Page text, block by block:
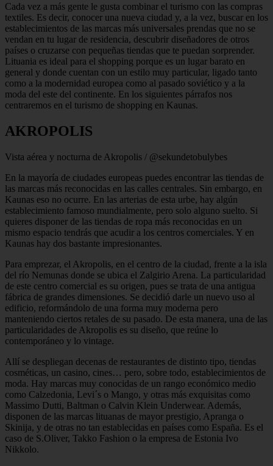
Cada vez a más gente le gusta combinar el turismo con las compras
textiles. Es decir, conocer una nueva ciudad y, a la vez, buscar en los
establecimientos de las marcas más universales prendas que no se
vendan en tu lugar de residencia, descubrir diseñadores de otros
países o cruzarse con pequeñas tiendas que te puedan sorprender.
Lituania es ideal para el shopping porque es un lugar barato en
general y donde cuentan con un estilo muy particular, ligado tanto
como a la modernidad europea como al pasado soviético y a la
moda del este del continente. En los siguientes párrafos nos
centraremos en el turismo de shopping en Kaunas.
AKROPOLIS
Vista aérea y nocturna de Akropolis / @sekundetobulybes
En la mayoría de ciudades europeas puedes encontrar las tiendas de
las marcas más reconocidas en las calles centrales. Sin embargo, en
Kaunas eso no ocurre. En las arterias de esta urbe, hay algún
establecimiento famoso mundialmente, pero solo alguno suelto. Si
quieres disponer de las tiendas de ropa más reconocidas en un
mismo espacio tendrás que acudir a los centros comerciales. Y en
Kaunas hay dos bastante impresionantes.
Para emprezar, el Akropolis, en el centro de la ciudad, frente a la isla
del río Nemunas donde se ubica el Zalgirio Arena. La particularidad
de este centro comercial es su origen, pues se trata de una antigua
fábrica de grandes dimensiones. Se decidió darle un nuevo uso al
edificio, reformándolo de una forma muy moderna pero
manteniendo ciertos retales de su pasado. De esta manera, una de las
particularidades de Akropolis es su diseño, que reúne lo
contemporáneo y lo vintage.
Allí se despliegan decenas de restaurantes de distinto tipo, tiendas
cosméticas, un casino, cines… pero, sobre todo, establecimientos de
moda. Hay marcas muy conocidas de un rango económico medio
como Calzedonia, Levi´s o Mango, y otras más exquisitas como
Massimo Dutti, Baltman o Calvin Klein Underwear. Además,
disponen de las marcas lituanas de mayor prestigio, Apranga o
Skinija, y de otras no tan establecidas en países como España. Es el
caso de S.Oliver, Takko Fashion o la empresa de Estonia Ivo
Nikkolo.